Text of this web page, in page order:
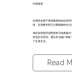
中国香港
本项目坐落于香港最原始的自然
境，呈现奢华而又注重健康的生活
项目采用漂浮别墅群和与地形融
舒适生活空间。通过其“金融+保
了长者生活。
Read